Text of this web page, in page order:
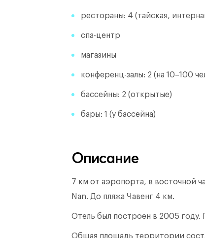
рестораны: 4 (тайская,
спа-центр
магазины
конференц-залы: 2 (на 10–100
бассейны: 2 (открытые)
бары: 1 (у бассейна)
Описание
7 км от аэропорта, в восточной
Nan. До пляжа Чавенг 4 км.
Отель был построен в 2005 году.
Общая площадь территории